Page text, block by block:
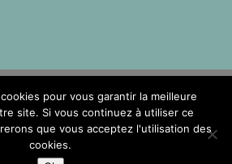
de Rêve -Mentions
pour vous garantir la meilleure
site. Si vous continuez à utiliser ce
que vous acceptez l'utilisation des
cookies.